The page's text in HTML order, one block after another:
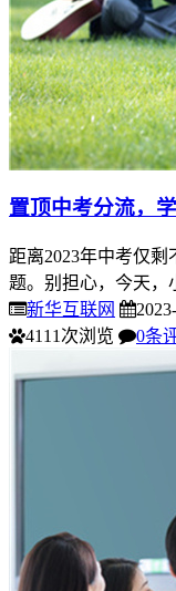
置顶中考分流，
距离2023年中考仅
题。别担心，今天，
新华互联网
4111次浏览
0条